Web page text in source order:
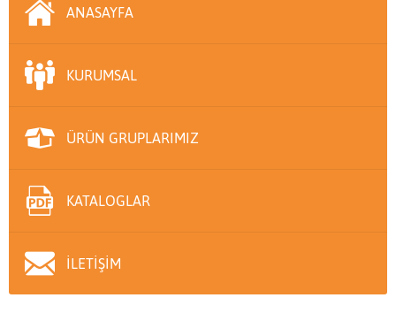
ANASAYFA
KURUMSAL
ÜRÜN GRUPLARIMIZ
KATALOGLAR
İLETİŞİM